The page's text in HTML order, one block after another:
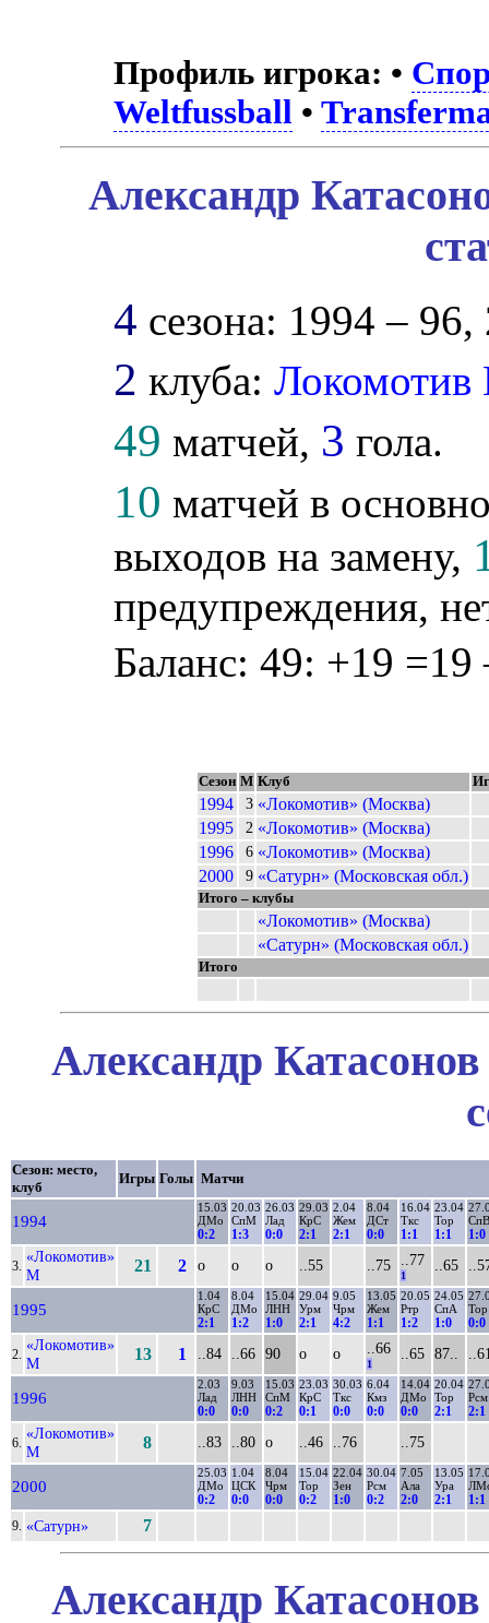
Профиль игрока: •
Weltfussball •
Александр
4 сезона: 1994 – 96,
2 клуба:
49 матчей, 3 гола.
10 матчей в
выходов на замену,
предупреждения,
Баланс: 49: +19 =19
Сезон М Клуб
1994 3 «Локомотив» (Москва)
1995
2 «Локомотив» (Москва)
1996
6 «Локомотив» (Москва)
2000
9 «Сатурн» (Московская обл.)
Итого – клубы
«Локомотив» (Москва)
«Сатурн» (Московская обл.)
Итого
Александр
Сезон: место,
клуб
Игры Голы Матчи
1994
15.03
ДМо
0:2
20.03
СпМ
1:3
26.03
Лад
0:0
29.03
КрС
2:1
2.04
Жем
2:1
8.04
ДСт
0:0
16.04
Ткс
1:1
23.04
Тор
1:1
СпВ
1:0
3.
«Локомотив»
М
21 2 о о о ..55 ..75 ..77
1
..65
1995
1.04
КрС
2:1
8.04
ДМо
1:2
15.04
ЛНН
1:0
29.04
Урм
2:1
9.05
Чрм
4:2
13.05
Жем
1:1
20.05
Ртр
1:2
24.05
СпА
1:0
Тор
0:0
2.
«Локомотив»
М
13 1 ..84 ..66 90 о о ..66
1
..65 87..
1996
2.03
Лад
0:0
9.03
ЛНН
0:0
15.03
СпМ
0:2
23.03
КрС
0:1
30.03
Ткс
0:0
6.04
Кмз
0:0
14.04
ДМо
0:0
20.04
Тор
2:1
Рсм
2:1
6.
«Локомотив»
М
8 ..83 ..80 о ..46 ..76 ..75
2000
25.03
ДМо
0:2
1.04
ЦСК
0:0
8.04
Чрм
0:0
15.04
Тор
0:2
22.04
Зен
1:0
30.04
Рсм
0:2
7.05
Ала
2:0
13.05
Ура
2:1 1:1
9. «Сатурн» 7
Александр